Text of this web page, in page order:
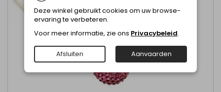
Deze winkel gebruikt cookies om uw browse-
ervaring te verbeteren.
Voor meer informatie, zie ons Privacybeleid.
Afsluiten Aanvaarden